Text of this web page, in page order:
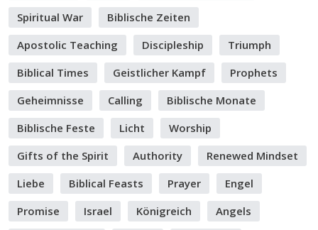
Spiritual War
Biblische Zeiten
Apostolic Teaching
Discipleship
Triumph
Biblical Times
Geistlicher Kampf
Prophets
Geheimnisse
Calling
Biblische Monate
Biblische Feste
Licht
Worship
Gifts of the Spirit
Authority
Renewed Mindset
Liebe
Biblical Feasts Prayer
Engel
Promise
Israel Königreich
Angels